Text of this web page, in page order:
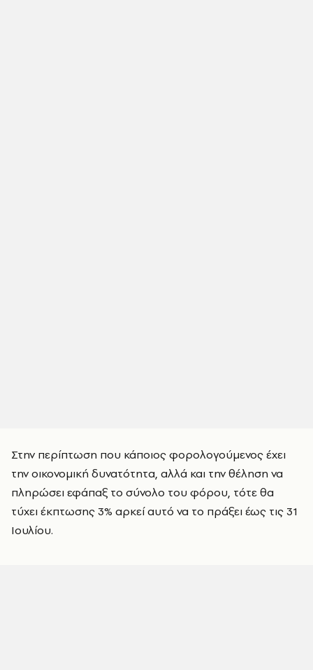
Στην περίπτωση που κάποιος φορολογούμενος έχει
την οικονομική δυνατότητα, αλλά και την θέληση να
πληρώσει εφάπαξ το σύνολο του φόρου, τότε θα
τύχει έκπτωσης 3% αρκεί αυτό να το πράξει έως τις 31
Ιουλίου.